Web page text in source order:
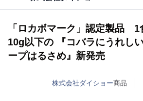
「ロカボマーク」認定製品 1
10g以下の 『コバラにうれし
ープはるさめ』新発売
株式会社ダイショー商品